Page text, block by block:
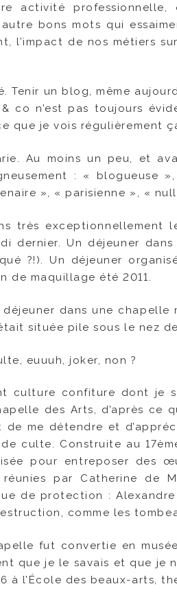
activité
bons mots qui
l’impact de nos métiers
Tenir un blog, même
co n’est pas toujours
que je vois régulièrement
Au moins un peu, et
: « blogueuse
», « parisienne », «
très exceptionnellement
dernier. Un déjeuner
?!). Un déjeuner
de maquillage été 2011.
dans une
située pile sous le nez
euuuh, joker, non ?
culture confiture dont je
des Arts, d’après ce
de me détendre et
culte. Construite au
pour entreposer des
par Catherine de
de protection :
comme les
fut convertie en
que je le savais et que je
à l’École des beaux-arts,